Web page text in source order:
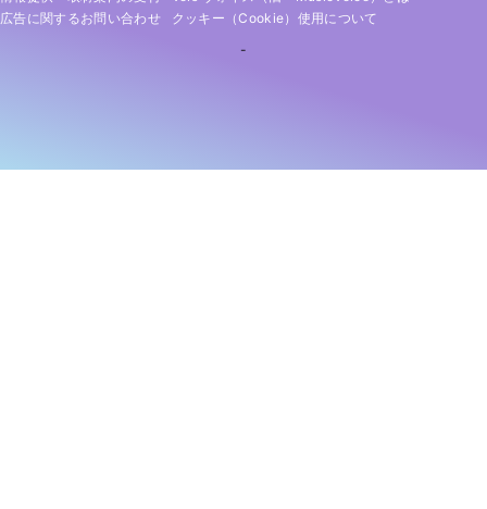
広告に関するお問い合わせ
クッキー（cookie）使用について
-